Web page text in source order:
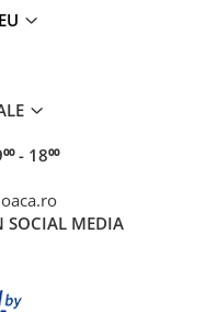
- 18⁰⁰
SOCIAL MEDIA